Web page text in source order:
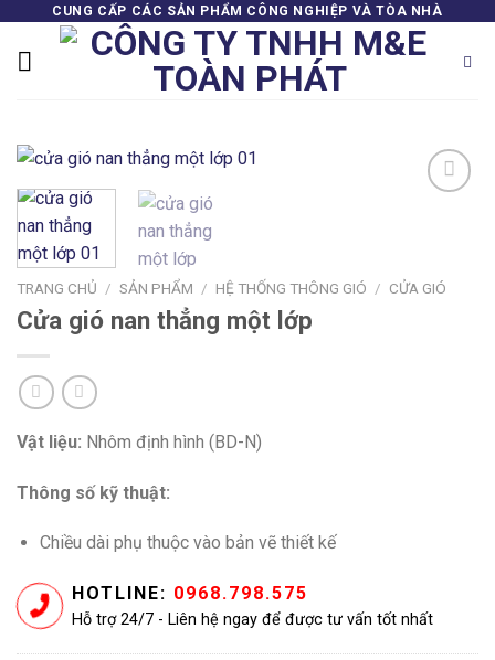
content
CUNG CẤP CÁC SẢN PHẨM CÔNG NGHIỆP VÀ TÒA NHÀ
TRANG CHỦ / SẢN PHẨM / HỆ THỐNG THÔNG GIÓ / CỬA GIÓ
Cửa gió nan thẳng một lớp
Vật liệu: Nhôm định hình (BD-N)
Thông số kỹ thuật:
Chiều dài phụ thuộc vào bản vẽ thiết kế
HOTLINE: 0968.798.575
Hỗ trợ 24/7 - Liên hệ ngay để được tư vấn tốt nhất